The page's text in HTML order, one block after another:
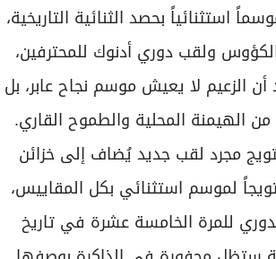
استثنائياً بحصد الثنائية التاريخية،
ولقب دوري أدنوك للمحترفين،
الزعيم لا يعيش موسم نجاح عابر، بل
الهيمنة المحلية والطموح القاري.
مجرد لقب جديد يُضاف إلى خزائن
لموسم استثنائي بكل المقاييس،
للمرة الخامسة عشرة في تاريخ